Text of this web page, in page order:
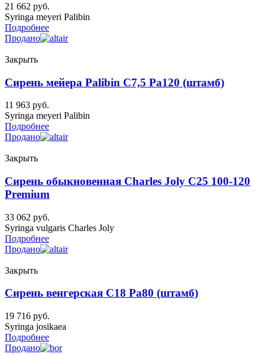
21 662 руб.
Syringa meyeri Palibin
Подробнее
Продано
Закрыть
Сирень мейера Palibin C7,5 Pa120 (штамб)
11 963 руб.
Syringa meyeri Palibin
Подробнее
Продано
Закрыть
Сирень обыкновенная Charles Joly C25 100-120
Premium
33 062 руб.
Syringa vulgaris Charles Joly
Подробнее
Продано
Закрыть
Сирень венгерская C18 Pa80 (штамб)
19 716 руб.
Syringa josikaea
Подробнее
Продано